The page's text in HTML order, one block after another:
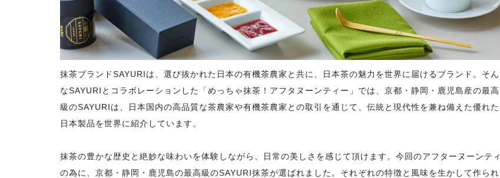
抹茶ブランドSAYURIは、選び抜かれた日本の有機茶農家と共に、日本茶の魅力を世界に届けるブランド。そん
なSAYURIとコラボレーションした「めっちゃ抹茶！アフタヌーンティー」では、京都・静岡・鹿児島産の最高
級のSAYURIは、日本国内の高品質な茶農家や有機茶農家との取引を通じて、伝統と現代性を兼ね備えた優れた
日本製品を世界に紹介しています。
抹茶の豊かな歴史と絶妙な味わいを体験しながら、日常の美しさを感じて頂けます。今回のアフターヌーンティ
の為に、京都・静岡・鹿児島の最高級のSAYURI抹茶が選ばれました。それぞれの特徴と風味を生かして作られ